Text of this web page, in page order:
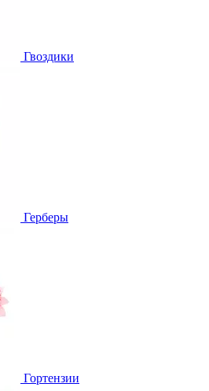
Гвоздики
Герберы
Гортензии